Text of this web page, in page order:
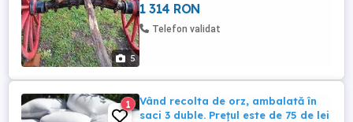
5
1 314 RON
Telefon validat
1
Vând recolta de orz, ambalată în
saci 3 duble. Prețul este de 75 de lei